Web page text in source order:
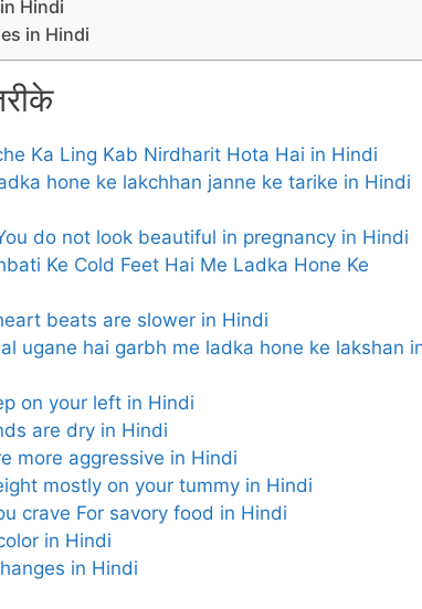
in Hindi
in Hindi
Ka Ling Kab Nirdharit Hota Hai in Hindi
hone ke lakchhan janne ke tarike in Hindi
You do not look beautiful in pregnancy in Hindi
Ke Cold Feet Hai Me Ladka Hone Ke
heart beats are slower in Hindi
ugane hai garbh me ladka hone ke lakshan
on your left in Hindi
are dry in Hindi
more aggressive in Hindi
mostly on your tummy in Hindi
crave For savory food in Hindi
color in Hindi
in Hindi